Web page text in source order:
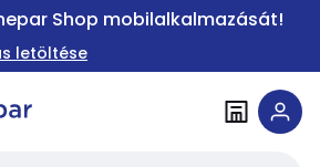
Shop mobilalkalmazását!
letöltése